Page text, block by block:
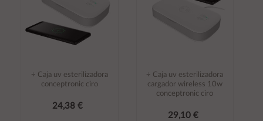
÷ Caja uv esterilizadora
conceptronic ciro
24,38 €
÷ Caja uv esterilizadora
cargador wireless 10w
conceptronic ciro
29,10 €